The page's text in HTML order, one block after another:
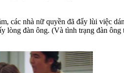
nhà nữ quyền đã đẩy lùi việc
lòng đàn ông. (Và tình trạng đàn